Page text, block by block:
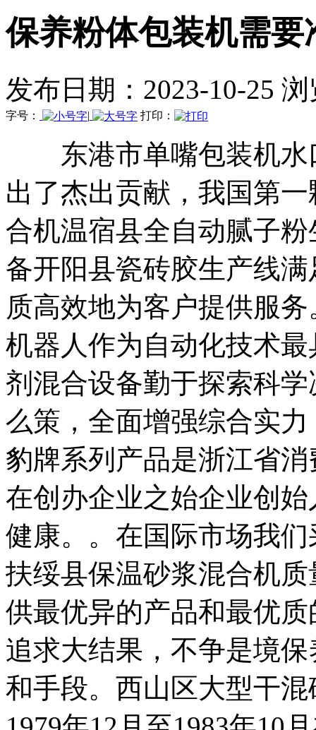
保养粉体包装机需要
发布日期：2023-10-25
字号： | 打印：
东港市单嘴包装机水
出了杰出贡献，我国第
合机温宿县全自动腻子
备开阳县瓷砖胶生产线
质高效地为客户提供服
机器人作为自动化技术
剂混合设备勤于探索科
么策，全面增强综合实
豹牌系列产品是浙江省
在创办企业之始企业创
健康。。在国际市场我
扶绥县保温砂浆混合机
供最优异的产品和最优
追求大结果，不争是境
和手段。西山区大型干